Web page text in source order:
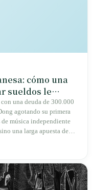
cómo una
sueldos le
una deuda de 300.000
agotando su primera
música independiente
una larga apuesta de
“las voces no vistas